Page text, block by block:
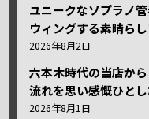
ユニークなソプラノ
ウィングする素晴ら
2026年8月2日
六本木時代の当店か
流れを思い感慨ひと
2026年8月1日